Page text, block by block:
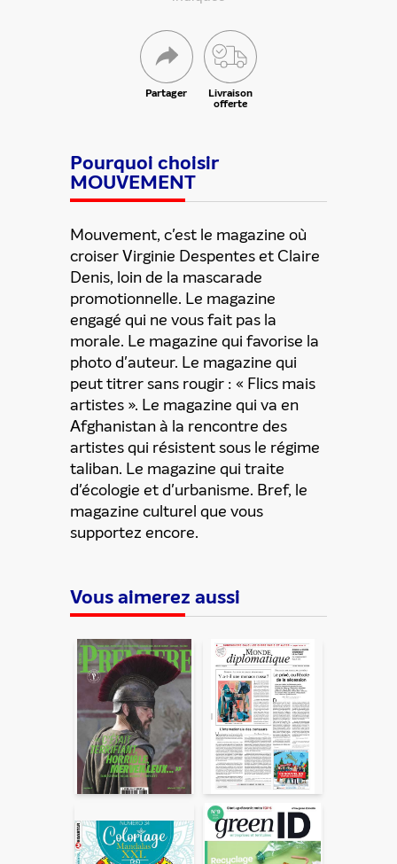
Partager Livraison
offerte
Partager cette offre
ENVOYER
En partageant du contenu, vous acceptez que ces
informations soient traitées par ADLPartner (groupe
Dékuple), responsable de traitement, pour donner suite à
votre demande de recommandation auprès de votre ami.
Pourquoi choisir
MOUVEMENT
Mouvement, c'est le magazine où
croiser Virginie Despentes et Claire
Denis, loin de la mascarade
promotionnelle. Le magazine
engagé qui ne vous fait pas la
morale. Le magazine qui favorise la
photo d'auteur. Le magazine qui
peut titrer sans rougir : « Flics mais
artistes ». Le magazine qui va en
Afghanistan à la rencontre des
artistes qui résistent sous le régime
taliban. Le magazine qui traite
d'écologie et d'urbanisme. Bref, le
magazine culturel que vous
supportez encore.
Vous aimerez aussi